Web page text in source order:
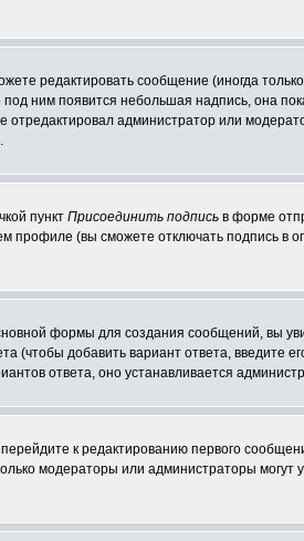
редактировать сообщение (иногда
ним появится небольшая надпись, она
администратор или
пункт Присоединить подпись в форме
профиле (вы сможете отключать подпись в
формы для создания сообщений, вы
(чтобы добавить вариант ответа, введите
ответа, оно устанавливается
к редактированию первого
модераторы или администраторы могут